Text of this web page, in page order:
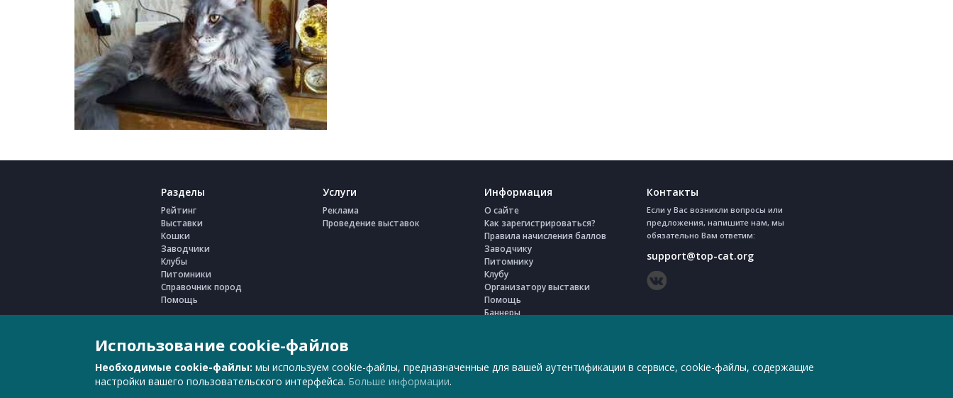
Разделы
Рейтинг
Выставки
Кошки
Заводчики
Клубы
Питомники
Справочник пород
Помощь
Услуги
Реклама
Проведение выставок
Информация
О сайте
Как зарегистрироваться?
Правила начисления баллов
Заводчику
Питомнику
Клубу
Организатору выставки
Помощь
Баннеры
Мои настройки
Контакты
Если у Вас возникли вопросы или
предложения, напишите нам, мы
обязательно Вам ответим:
support@top-cat.org
Использование cookie-файлов
Необходимые cookie-файлы:мы используем cookie-файлы, предназначенные для вашей аутентификации в сервисе, cookie-файлы, содержащие
настройки вашего пользовательского интерфейса. Больше информации.